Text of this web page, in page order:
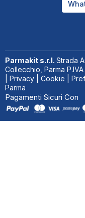
Parmakit s.r.l. Strada
Collecchio, Parma
Privacy Cookie
Parma
Pagamenti Sicuri Con